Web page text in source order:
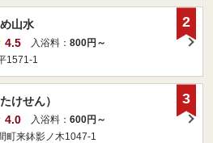
山水
4.5
入浴料： 800円～
1571-1
2
けせん）
4.0
入浴料： 600円～
町来鉢影ノ木1047-1
3